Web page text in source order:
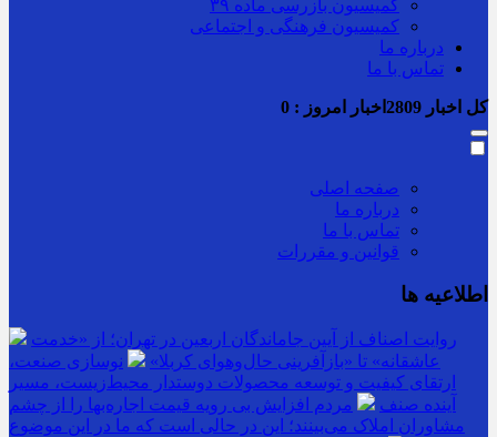
کمیسیون بازرسی ماده ۳۹
کمیسیون فرهنگی و اجتماعی
درباره ما
تماس با ما
کل اخبار اخبار امروز : 0
صفحه اصلی
درباره ما
تماس با ما
قوانین و مقررات
اطلاعیه ها
روایت اصناف از آیین جاماندگان اربعین در تهران؛ از «خدمت
عاشقانه» تا «بازآفرینی حال‌وهوای کربلا»
نوسازی صنعت،
ارتقای کیفیت و توسعه محصولات دوستدار محیط‌زیست، مسیر
آینده صنف
مردم افزایش بی رویه قیمت اجاره‌بها را از چشم
مشاوران املاک می‌بینند؛ این در حالی است که ما در این موضوع